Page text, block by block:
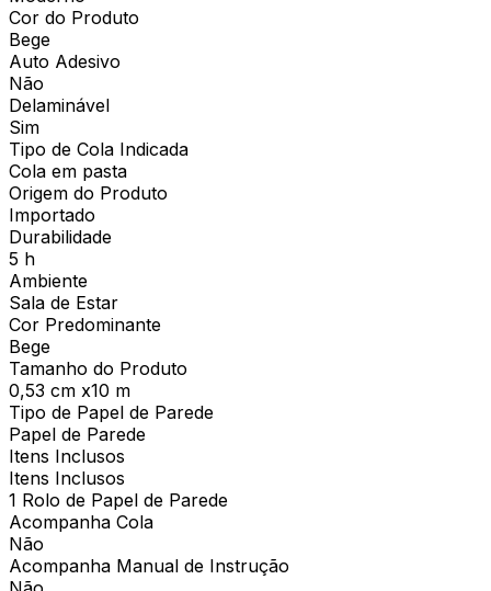
Cor do Produto
Bege
Auto Adesivo
Não
Delaminável
Sim
Tipo de Cola Indicada
Cola em pasta
Origem do Produto
Importado
Durabilidade
5 h
Ambiente
Sala de Estar
Cor Predominante
Bege
Tamanho do Produto
0,53 cm x10 m
Tipo de Papel de Parede
Papel de Parede
Itens Inclusos
Itens Inclusos
1 Rolo de Papel de Parede
Acompanha Cola
Não
Acompanha Manual de Instrução